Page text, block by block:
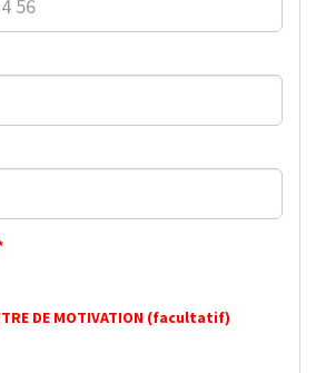
DE MOTIVATION (facultatif)